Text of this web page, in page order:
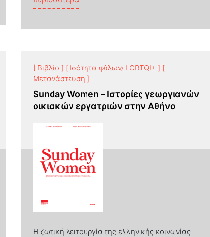
[ Βιβλίο ] [ Ισότητα φύλων/ LGBTQI+ ] [
Μετανάστευση ]
Sunday Women – Ιστορίες γεωργιανών
οικιακών εργατριών στην Αθήνα
Η ζωτική λειτουργία της ελληνικής κοινωνίας